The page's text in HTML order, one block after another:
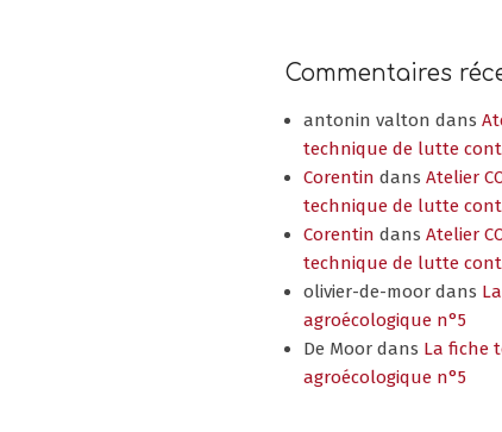
Commentaires
antonin valton dans
technique de lutte
Corentin dans Atelier
technique de lutte
Corentin dans Atelier
technique de lutte
olivier-de-moor dans
agroécologique n°5
De Moor dans La fiche
agroécologique n°5